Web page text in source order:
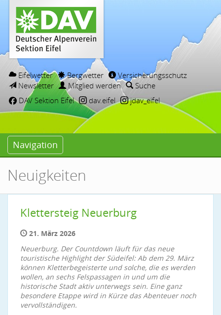
Eifelwetter Bergwetter
Versicherungsschutz
Newsletter
Mitglied werden
Suche
DAV Sektion Eifel
dav.eifel jdav_eifel
Navigation
Neuigkeiten
Klettersteig Neuerburg
21. März 2026
Neuerburg. Der Countdown läuft für das neue
touristische Highlight der Südeifel: Ab dem 29. März
können Kletterbegeisterte und solche, die es werden
wollen, an sechs Felspassagen in und um die
historische Stadt aktiv unterwegs sein. Eine ganz
besondere Etappe wird in Kürze das Abenteuer noch
vervollständigen.